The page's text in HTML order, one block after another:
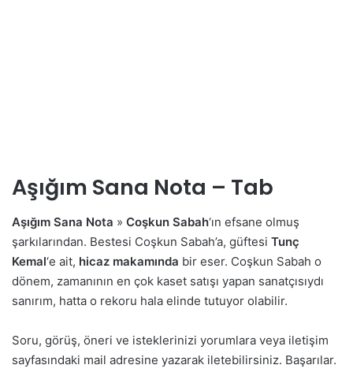
Aşığım Sana Nota – Tab
Aşığım Sana Nota » Coşkun Sabah‘ın efsane olmuş
şarkılarından. Bestesi Coşkun Sabah’a, güftesi Tunç
Kemal‘e ait, hicaz makamında bir eser. Coşkun Sabah o
dönem, zamanının en çok kaset satışı yapan sanatçısıydı
sanırım, hatta o rekoru hala elinde tutuyor olabilir.
Soru, görüş, öneri ve isteklerinizi yorumlara veya iletişim
sayfasındaki mail adresine yazarak iletebilirsiniz. Başarılar.